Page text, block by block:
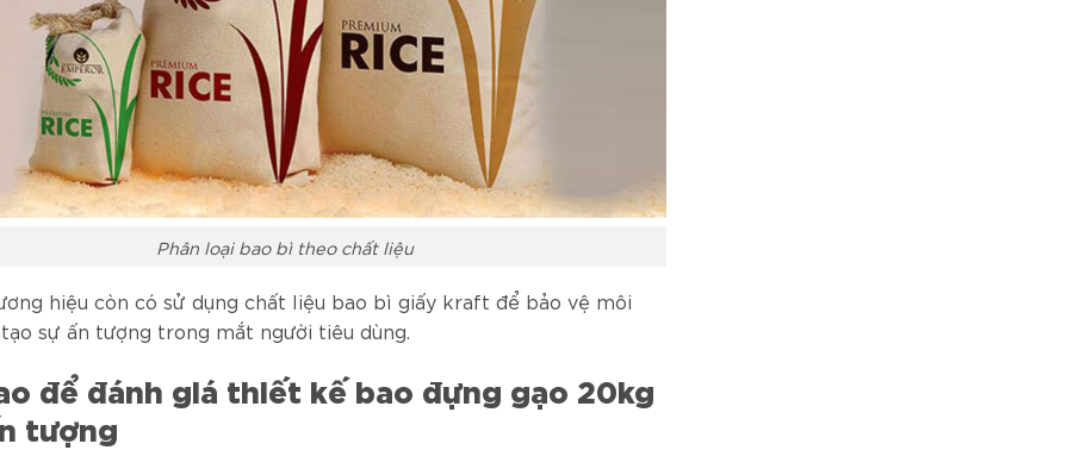
Phân loại bao bì theo chất liệu
hiệu còn có sử dụng chất liệu bao bì giấy kraft để bảo vệ môi
sự ấn tượng trong mắt người tiêu dùng.
để đánh giá thiết kế bao đựng gạo 20kg
tượng